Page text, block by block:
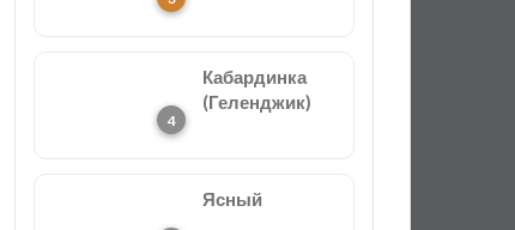
Кабардинка
(Геленджик)
Ясный